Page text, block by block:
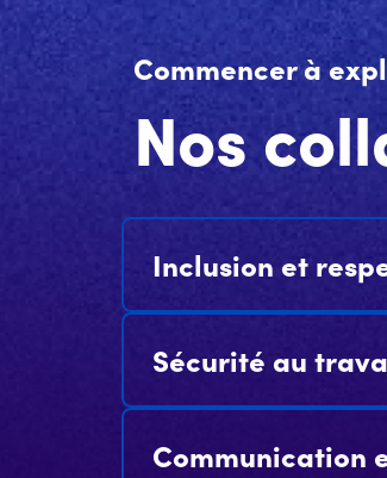
Commencer à
Nos
Inclusion et
Sécurité au
Communication